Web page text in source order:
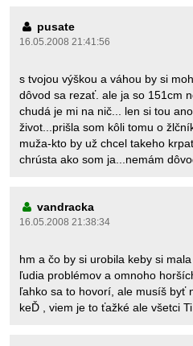
pusate
16.05.2008 21:41:56
s tvojou výškou a váhou by si
dôvod sa rezať. ale ja so 151cm
chudá je mi na nič... len si tou
život...prišla som kôli tomu o
muža-kto by už chcel takeho
chrústa ako som ja...nemám
vandracka
16.05.2008 21:38:34
hm a čo by si urobila keby si
ľudia problémov a omnoho
ľahko sa to hovorí, ale musíš byť
keĎ , viem je to ťažké ale všetci